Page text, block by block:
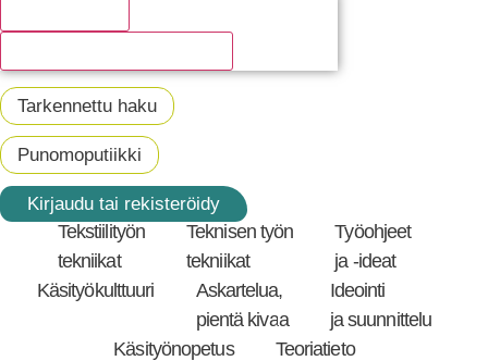
Tarkennettu haku
Punomoputiikki
Kirjaudu tai rekisteröidy
Tekstiilityön
tekniikat
Teknisen työn
tekniikat
Työohjeet
ja -ideat
Käsityökulttuuri
Askartelua,
pientä kivaa
Ideointi
ja suunnittelu
Käsityönopetus
Teoriatieto